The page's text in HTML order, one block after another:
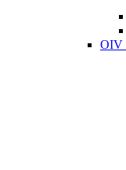
OIV